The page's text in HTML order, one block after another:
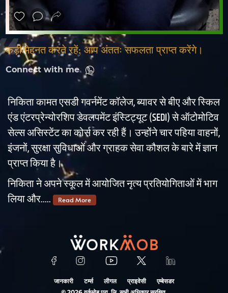
कड़ी मेहनत करते रहें; आप अंततः सफलता प्राप्त करेंगे।
Connect with me
निकिता कामत एसडी गवर्नमेंट कॉलेज, ब्यावर से बीए और स्किल
एंड एंटरप्रेन्योरशिप डेवलपमेंट इंस्टिट्यूट (SEDI) से ऑटोमोटिव
सेल्स असिस्टेंट का कोर्स कर रही हैं। उन्होंने चार पहिया वाहनों,
इंजनों, सुरक्षा सुविधाओं और ग्राहक सेवा कौशल के बारे में ज्ञान
प्राप्त किया है।
निकिता ने अपने स्कूल में आयोजित नृत्य प्रतियोगिताओं में भाग
लिया और.....
Read More
जानकारी टर्म्स लीगल प्राइवेसी एम्बेसडर